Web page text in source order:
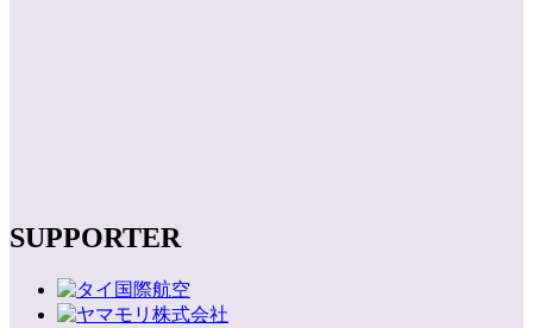
SUPPORTER